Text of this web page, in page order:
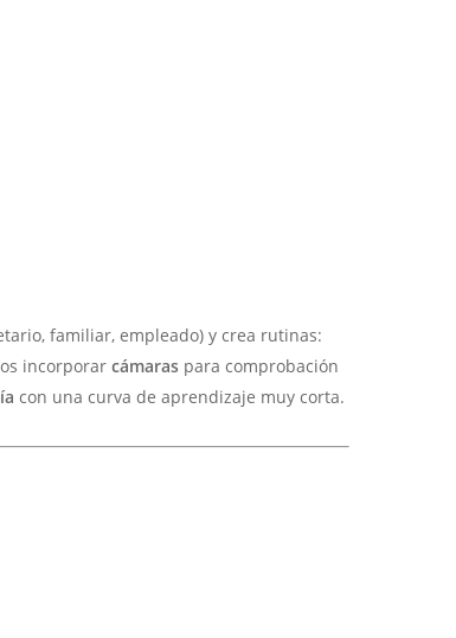
familiar, empleado) y crea rutinas:
incorporarcámaras para comprobación
con una curva de aprendizaje muy corta.